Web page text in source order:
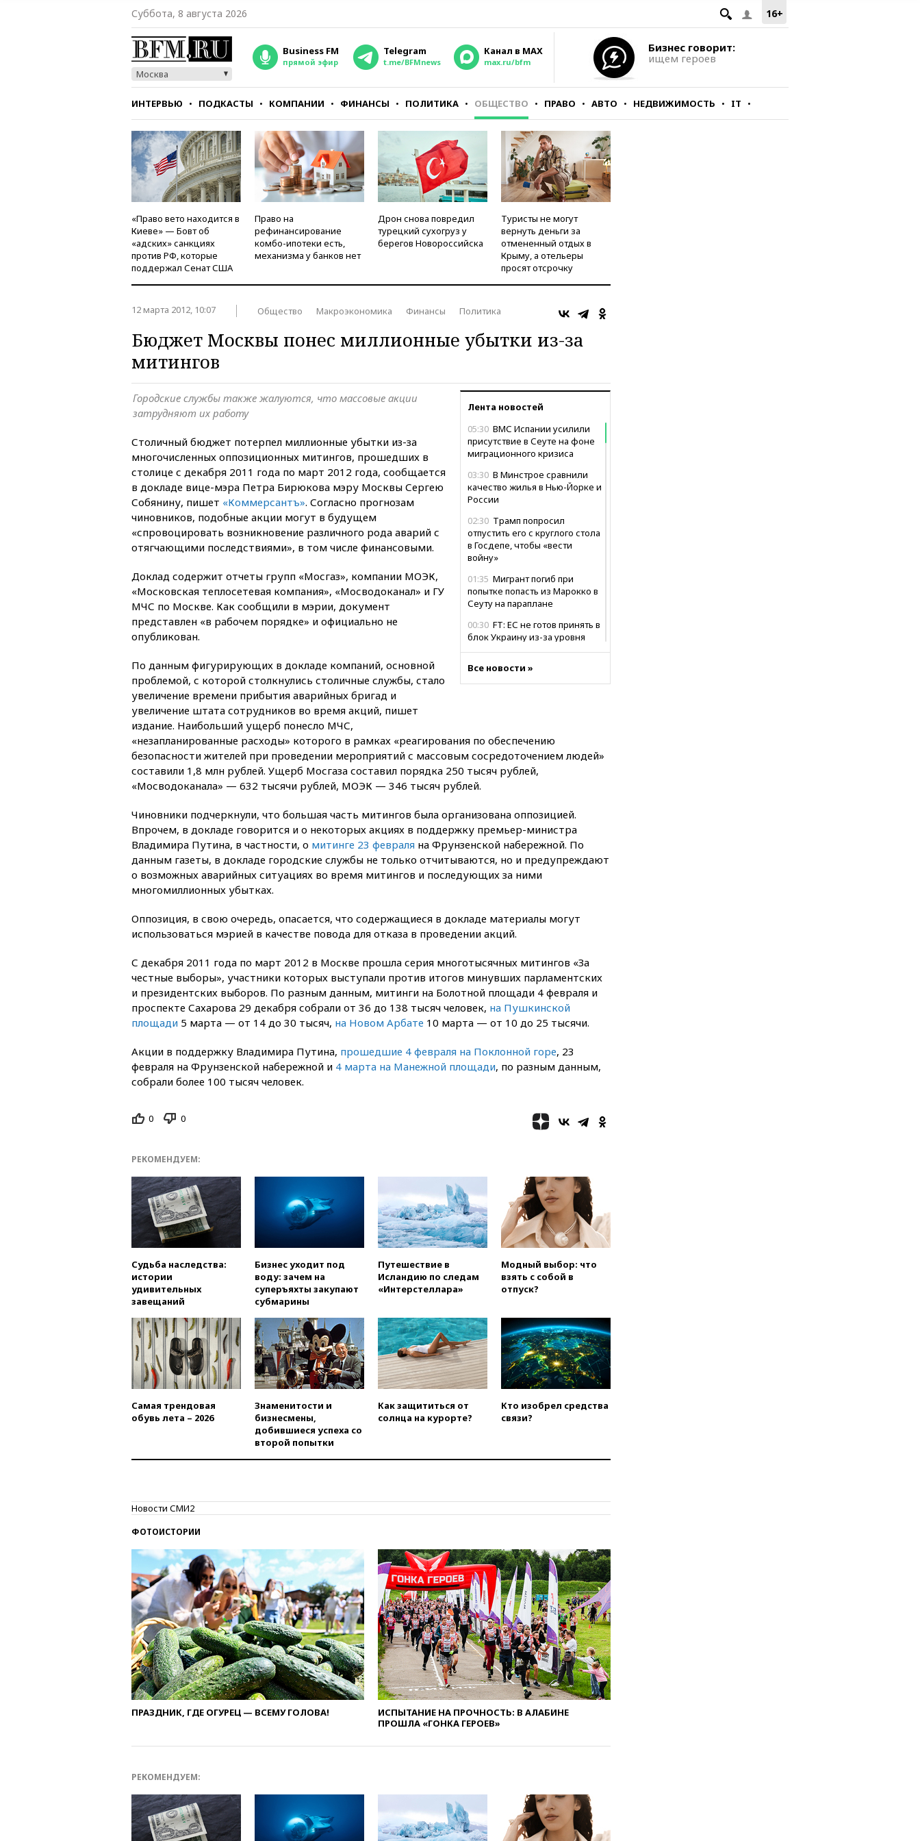
16+
Суббота, 8 августа 2026
Москва
Business FM
прямой эфир
Telegram
t.me/BFMnews
Канал в MAX
max.ru/bfm
Бизнес говорит:
ищем героев
ИНТЕРВЬЮ ПОДКАСТЫ КОМПАНИИ ФИНАНСЫ ПОЛИТИКА ОБЩЕСТВО ПРАВО АВТО НЕДВИЖИМОСТЬ IT
СТИЛЬ ТЕСТЫ
«Право вето находится в
Киеве» — Бовт об
«адских» санкциях
против РФ, которые
поддержал Сенат США
Право на
рефинансирование
комбо-ипотеки есть,
механизма у банков нет
Дрон снова повредил
турецкий сухогруз у
берегов Новороссийска
Туристы не могут
вернуть деньги за
отмененный отдых в
Крыму, а отельеры
просят отсрочку
12 марта 2012, 10:07 Общество Макроэкономика Финансы Политика
Бюджет Москвы понес миллионные убытки из-за
митингов
Лента новостей
05:30 ВМС Испании усилили
присутствие в Сеуте на фоне
миграционного кризиса
03:30 В Минстрое сравнили
качество жилья в Нью-Йорке и
России
02:30 Трамп попросил
отпустить его с круглого стола
в Госдепе, чтобы «вести
войну»
01:35 Мигрант погиб при
попытке попасть из Марокко в
Сеуту на параплане
00:30 FT: ЕС не готов принять в
блок Украину из-за уровня
вчера, 23:35Лукашенко
объяснил экономическую
ресторана «Армения» в
Москве вернут утраченную
скульптуру балерины
вчера, 22:45
попытке попасть в Россию
вчера, 22:28Бессент
анонсировал скорое
соглашение о прекращении
огня США и Ирана
при нападении в Чехии
вчера, 22:00
РЛС для Белгородской
области
вчера, 21:56The Atlantic: Маск
отказал Украине в
использовании Starlink для
атак вглубь РФ
вчера, 21:35После пожара на
складе в Брянске возбудили
РФ по гимнастике получили
официальный отказ в визах от
вчера, 21:00На границе
Украины с Польшей скопилось
свыше 6,5 тысячи грузовиков
вчера, 20:53Швыдкой:
«Интервидение» точно
пройдет в 2026 году
вчера, 20:45 ПВО за день
беспилотников над Россией
вчера, 20:35Велосипедист
погиб при атаке FPV-дрона в
Белгородской области
вчера, 20:30Лидию Невзорову
финансировании
экстремизма
постановил остановить
вчера, 20:15Сенат США
одобрил ужесточение
вчера, 20:00СК возбудил дело
против журналистки Катерины
Гордеевой о фейках о ВС
России
вчера, 19:45ISU предоставил
нейтральный статус
фигуристкам Валиевой и
Трусовой
вчера, 19:35Зеленский
впервые совершил
официальный визит в Сербию
вчера, 19:19
Альпах
ликвидировано
вчера, 18:55Минобороны
отчиталось об ударах по двум
Все новости »
Городские службы также жалуются, что массовые акции
затрудняют их работу
Столичный бюджет потерпел миллионные убытки из-за
многочисленных оппозиционных митингов, прошедших в
столице с декабря 2011 года по март 2012 года, сообщается
в докладе вице-мэра Петра Бирюкова мэру Москвы Сергею
Собянину, пишет «Коммерсантъ». Согласно прогнозам
чиновников, подобные акции могут в будущем
«спровоцировать возникновение различного рода аварий с
отягчающими последствиями», в том числе финансовыми.
Доклад содержит отчеты групп «Мосгаз», компании МОЭК,
«Московская теплосетевая компания», «Мосводоканал» и ГУ
МЧС по Москве. Как сообщили в мэрии, документ
представлен «в рабочем порядке» и официально не
опубликован.
По данным фигурирующих в докладе компаний, основной
проблемой, с которой столкнулись столичные службы, стало
увеличение времени прибытия аварийных бригад и
увеличение штата сотрудников во время акций, пишет
издание. Наибольший ущерб понесло МЧС,
«незапланированные расходы» которого в рамках «реагирования по обеспечению
безопасности жителей при проведении мероприятий с массовым сосредоточением людей»
составили 1,8 млн рублей. Ущерб Мосгаза составил порядка 250 тысяч рублей,
«Мосводоканала» — 632 тысячи рублей, МОЭК — 346 тысяч рублей.
Чиновники подчеркнули, что большая часть митингов была организована оппозицией.
Впрочем, в докладе говорится и о некоторых акциях в поддержку премьер-министра
Владимира Путина, в частности, о митинге 23 февраля на Фрунзенской набережной. По
данным газеты, в докладе городские службы не только отчитываются, но и предупреждают
о возможных аварийных ситуациях во время митингов и последующих за ними
многомиллионных убытках.
Оппозиция, в свою очередь, опасается, что содержащиеся в докладе материалы могут
использоваться мэрией в качестве повода для отказа в проведении акций.
С декабря 2011 года по март 2012 в Москве прошла серия многотысячных митингов «За
честные выборы», участники которых выступали против итогов минувших парламентских
и президентских выборов. По разным данным, митинги на Болотной площади 4 февраля и
проспекте Сахарова 29 декабря собрали от 36 до 138 тысяч человек, на Пушкинской
площади 5 марта — от 14 до 30 тысяч, на Новом Арбате 10 марта — от 10 до 25 тысячи.
Акции в поддержку Владимира Путина, прошедшие 4 февраля на Поклонной горе, 23
февраля на Фрунзенской набережной и 4 марта на Манежной площади, по разным данным,
собрали более 100 тысяч человек.
0 0
РЕКОМЕНДУЕМ:
Судьба наследства:
истории
удивительных
завещаний
Бизнес уходит под
воду: зачем на
суперъяхты закупают
субмарины
Путешествие в
Исландию по следам
«Интерстеллара»
Модный выбор: что
взять с собой в
отпуск?
Самая трендовая
обувь лета – 2026
Знаменитости и
бизнесмены,
добившиеся успеха со
второй попытки
Как защититься от
солнца на курорте?
Кто изобрел средства
связи?
Новости СМИ2
ФОТОИСТОРИИ
ПРАЗДНИК, ГДЕ ОГУРЕЦ — ВСЕМУ ГОЛОВА!
ИСПЫТАНИЕ НА ПРОЧНОСТЬ: В АЛАБИНЕ
ПРОШЛА «ГОНКА ГЕРОЕВ»
РЕКОМЕНДУЕМ: